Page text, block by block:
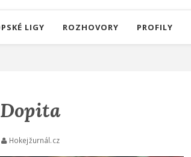
LIGY ROZHOVORY PROFILY
Hokejžurnál.cz